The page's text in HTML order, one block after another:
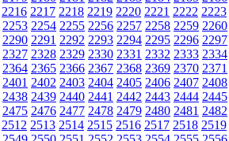
2216 2217 2218 2219 2220 2221 2222 2223
2253 2254 2255 2256 2257 2258 2259 2260
2290 2291 2292 2293 2294 2295 2296 2297
2327 2328 2329 2330 2331 2332 2333 2334
2364 2365 2366 2367 2368 2369 2370 2371
2401 2402 2403 2404 2405 2406 2407 2408
2438 2439 2440 2441 2442 2443 2444 2445
2475 2476 2477 2478 2479 2480 2481 2482
2512 2513 2514 2515 2516 2517 2518 2519